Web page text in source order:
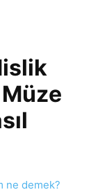
ne demek?